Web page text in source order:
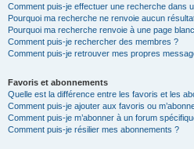
Comment puis-je effectuer une recherche dans
Pourquoi ma recherche ne renvoie aucun
Pourquoi ma recherche renvoie à une page
Comment puis-je rechercher des membres ?
Comment puis-je retrouver mes propres
Favoris et abonnements
Quelle est la différence entre les favoris et les
Comment puis-je ajouter aux favoris ou
Comment puis-je m’abonner à un forum
Comment puis-je résilier mes abonnements ?